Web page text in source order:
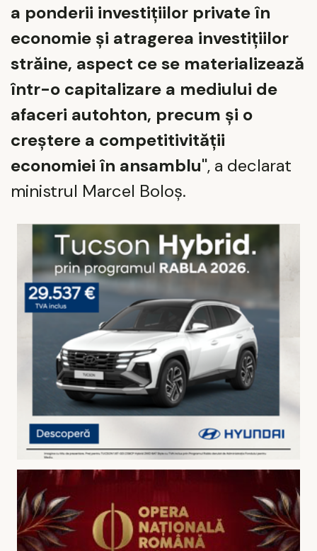
a ponderii investițiilor private în
economie și atragerea investițiilor
străine, aspect ce se materializează
într-o capitalizare a mediului de
afaceri autohton, precum și o
creștere a competitivității
economiei în ansamblu", a declarat
ministrul Marcel Boloș.